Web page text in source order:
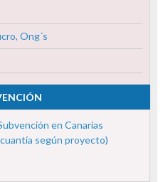
Ong´s
en Canarias
según proyecto)